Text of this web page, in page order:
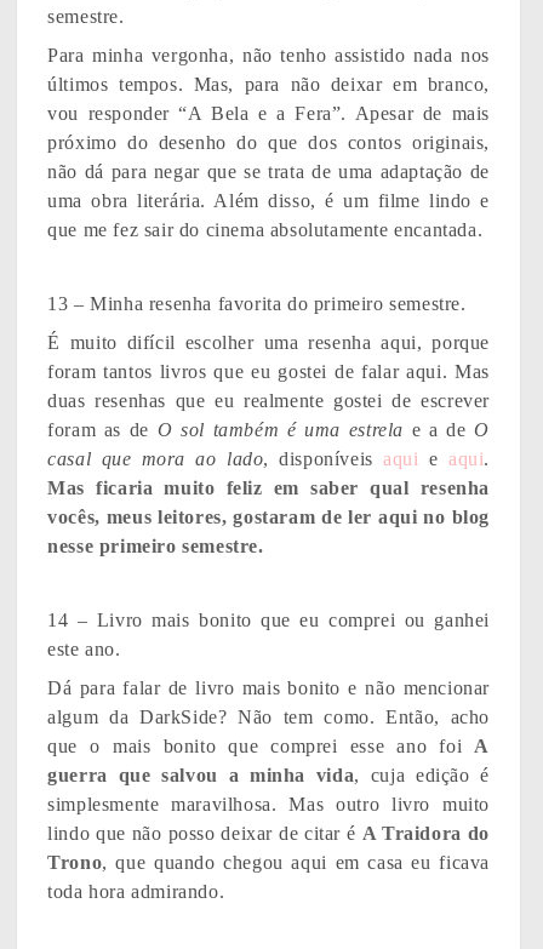
semestre.
Para minha vergonha, não tenho assistido nada nos
últimos tempos. Mas, para não deixar em branco,
vou responder “A Bela e a Fera”. Apesar de mais
próximo do desenho do que dos contos originais,
não dá para negar que se trata de uma adaptação de
uma obra literária. Além disso, é um filme lindo e
que me fez sair do cinema absolutamente encantada.
13 – Minha resenha favorita do primeiro semestre.
É muito difícil escolher uma resenha aqui, porque
foram tantos livros que eu gostei de falar aqui. Mas
duas resenhas que eu realmente gostei de escrever
foram as de O sol também é uma estrela e a deO
casal que mora ao lado, disponíveisaqui e aqui.
Mas ficaria muito feliz em saber qual resenha
vocês, meus leitores, gostaram de ler aqui no blog
nesse primeiro semestre.
14 – Livro mais bonito que eu comprei ou ganhei
este ano.
Dá para falar de livro mais bonito e não mencionar
algum da DarkSide? Não tem como. Então, acho
que o mais bonito que comprei esse ano foi A
guerra que salvou a minha vida, cuja edição é
simplesmente maravilhosa. Mas outro livro muito
lindo que não posso deixar de citar é A Traidora do
Trono, que quando chegou aqui em casa eu ficava
toda hora admirando.